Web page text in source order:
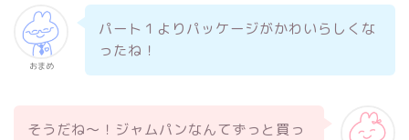
おまめ
パート１よりパッケージがかわいらしくな
ったね！
そうだね～！ジャムパンなんてずっと買っ